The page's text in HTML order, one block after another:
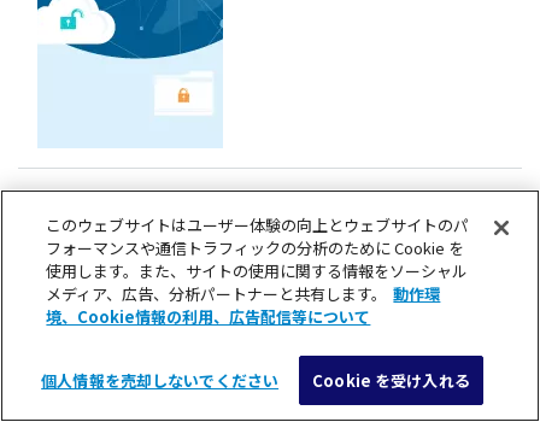
メニュー 検索
もっとみる
このウェブサイトはユーザー体験の向上とウェブサイトのパ
フォーマンスや通信トラフィックの分析のために Cookie を
使用します。また、サイトの使用に関する情報をソーシャル
メディア、広告、分析パートナーと共有します。
動作環
境、Cookie情報の利用、広告配信等について
個人情報を売却しないでください Cookie を受け入れる